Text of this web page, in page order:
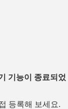
기능이 종료되었
등록해 보세요.